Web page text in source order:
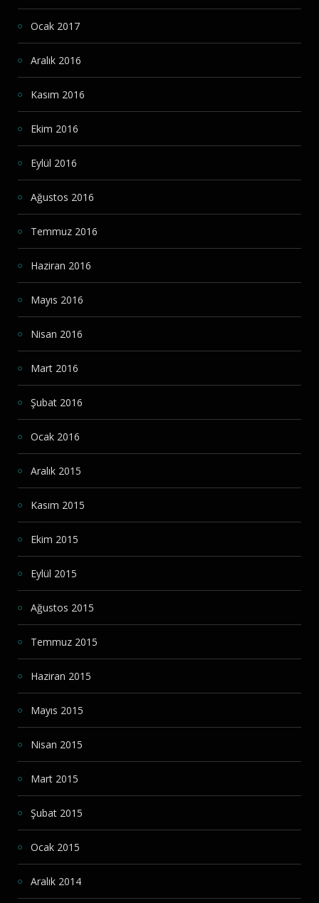
Ocak 2017
Aralık 2016
Kasım 2016
Ekim 2016
Eylül 2016
Ağustos 2016
Temmuz 2016
Haziran 2016
Mayıs 2016
Nisan 2016
Mart 2016
Şubat 2016
Ocak 2016
Aralık 2015
Kasım 2015
Ekim 2015
Eylül 2015
Ağustos 2015
Temmuz 2015
Haziran 2015
Mayıs 2015
Nisan 2015
Mart 2015
Şubat 2015
Ocak 2015
Aralık 2014